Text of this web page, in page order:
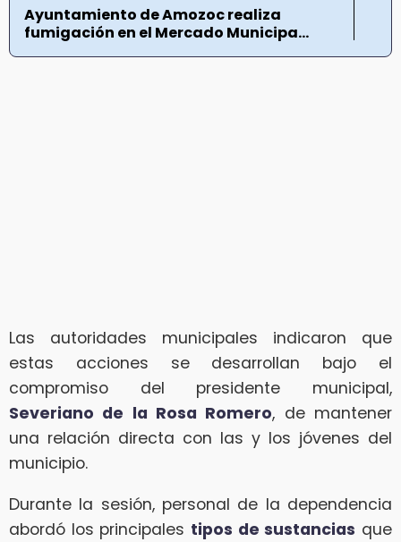
Ayuntamiento de Amozoc realiza
fumigación en el Mercado Municipa...
Las autoridades municipales indicaron que
estas acciones se desarrollan bajo el
compromiso del presidente municipal,
Severiano de la Rosa Romero, de mantener
una relación directa con las y los jóvenes del
municipio.
Durante la sesión, personal de la dependencia
abordó los principales tipos de sustancias que